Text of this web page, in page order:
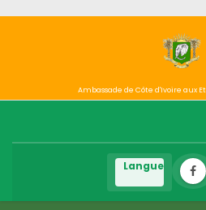
Ambassade de Côte d'Ivoire aux